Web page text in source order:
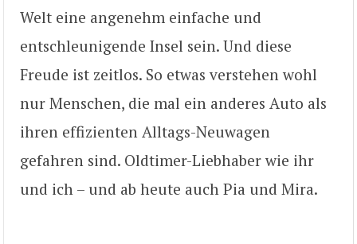
Welt eine angenehm einfache und
entschleunigende Insel sein. Und diese
Freude ist zeitlos. So etwas verstehen wohl
nur Menschen, die mal ein anderes Auto als
ihren effizienten Alltags-Neuwagen
gefahren sind. Oldtimer-Liebhaber wie ihr
und ich – und ab heute auch Pia und Mira.